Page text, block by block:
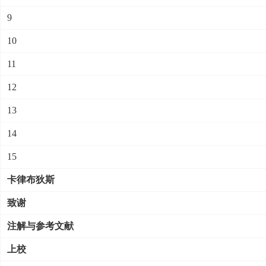
9
10
11
12
13
14
15
卡律布狄斯
致谢
注解与参考文献
上校